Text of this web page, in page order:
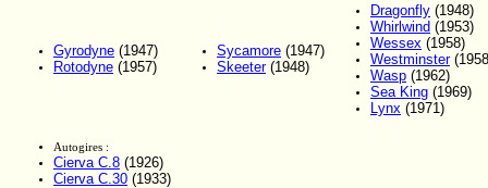
Gyrodyne (1947)
Rotodyne (1957)
Sycamore (1947)
Skeeter(1948)
Dragonfly (1948)
Whirlwind (1953)
Wessex (1958)
Westminster
Wasp (1962)
Sea King (1969)
Lynx (1971)
Autogires :
Cierva C.8 (1926)
Cierva C.30 (1933)